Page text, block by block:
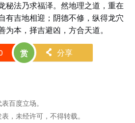
秘法乃求福泽。然地理之道，重在
有吉地相迎；阴德不修，纵得龙穴
为本，择吉避凶，方合天道。
赏 󰄯 分享
百度立场。
，未经许可，不得转载。